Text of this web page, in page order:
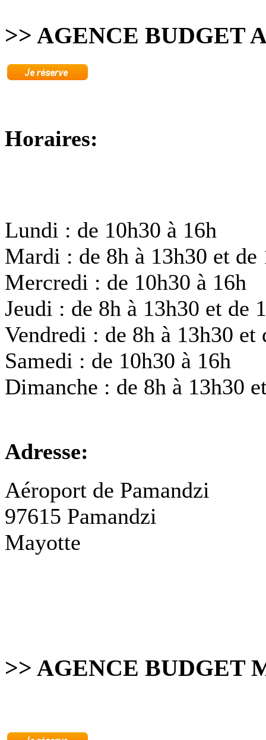
>> AGENCE BUDGET
Horaires:
Lundi : de 10h30 à 16h
Mardi : de 8h à 13h30 et de
Mercredi : de 10h30 à 16h
Jeudi : de 8h à 13h30 et de
Vendredi : de 8h à 13h30 et
Samedi : de 10h30 à 16h
Dimanche : de 8h à 13h30
Adresse:
Aéroport de Pamandzi
97615 Pamandzi
Mayotte
>> AGENCE BUDGET